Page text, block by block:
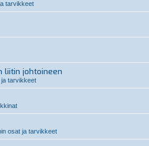
tarvikkeet
liitin johtoineen
tarvikkeet
osat ja tarvikkeet